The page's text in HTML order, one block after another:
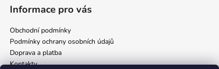
Informace pro vás
Obchodní podmínky
Podmínky ochrany osobních údajů
Doprava a platba
Kontakty